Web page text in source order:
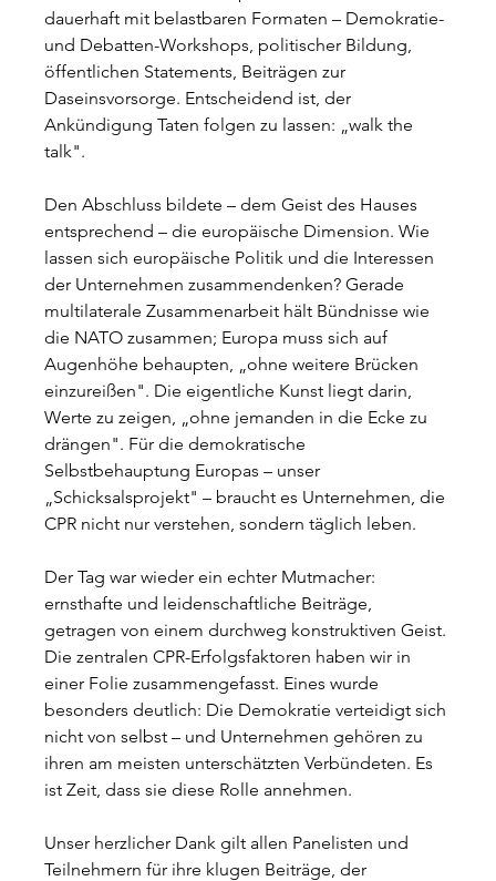
dauerhaft mit belastbaren Formaten – Demokratie-
und Debatten-Workshops, politischer Bildung,
öffentlichen Statements, Beiträgen zur
Daseinsvorsorge. Entscheidend ist, der
Ankündigung Taten folgen zu lassen: „walk the
talk".
Den Abschluss bildete – dem Geist des Hauses
entsprechend – die europäische Dimension. Wie
lassen sich europäische Politik und die Interessen
der Unternehmen zusammendenken? Gerade
multilaterale Zusammenarbeit hält Bündnisse wie
die NATO zusammen; Europa muss sich auf
Augenhöhe behaupten, „ohne weitere Brücken
einzureißen". Die eigentliche Kunst liegt darin,
Werte zu zeigen, „ohne jemanden in die Ecke zu
drängen". Für die demokratische
Selbstbehauptung Europas – unser
„Schicksalsprojekt" – braucht es Unternehmen, die
CPR nicht nur verstehen, sondern täglich leben.
Der Tag war wieder ein echter Mutmacher:
ernsthafte und leidenschaftliche Beiträge,
getragen von einem durchweg konstruktiven Geist.
Die zentralen CPR-Erfolgsfaktoren haben wir in
einer Folie zusammengefasst. Eines wurde
besonders deutlich: Die Demokratie verteidigt sich
nicht von selbst – und Unternehmen gehören zu
ihren am meisten unterschätzten Verbündeten. Es
ist Zeit, dass sie diese Rolle annehmen.
Unser herzlicher Dank gilt allen Panelisten und
Teilnehmern für ihre klugen Beiträge, der